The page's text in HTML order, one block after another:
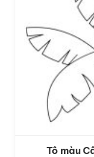
Tô màu